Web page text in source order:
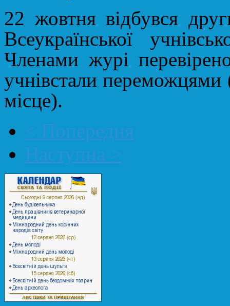
22 жовтня відбувся
Всеукраїнської
Членами журі
учнівсталипереможцями
місце).
< Попередня
Наступна >